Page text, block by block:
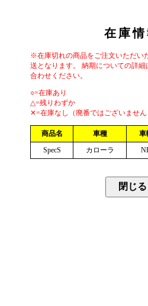
在庫情
※在庫切れの商品をご注文いただい
送となります。 納期についての詳
合わせください。
○=在庫あり
△=残りわずか
✕=在庫なし（廃番ではございません
商品名 車種 車
SpecS
カローラ